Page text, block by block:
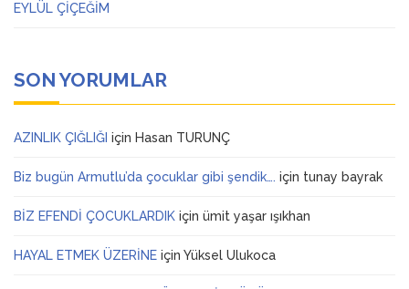
EYLÜL ÇİÇEĞİM
SON YORUMLAR
AZINLIK ÇIĞLIĞI için Hasan TURUNÇ
Biz bugün Armutlu’da çocuklar gibi şendik…. için tunay bayrak
BİZ EFENDİ ÇOCUKLARDIK için ümit yaşar ışıkhan
HAYAL ETMEK ÜZERİNE için Yüksel Ulukoca